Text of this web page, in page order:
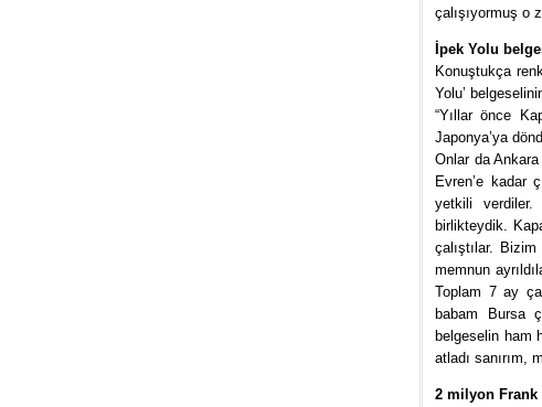
çalışıyormuş o
İpek Yolu
Konuştukça
Yolu’
“Yıllar önce
Japonya’ya
Onlar da
Evren’e kadar
yetkili verdiler.
birlikteydik.
çalıştılar.
memnun
Toplam 7 ay
babam Bursa
belgeselin ham
atladı sanırım,
2 milyon Frank